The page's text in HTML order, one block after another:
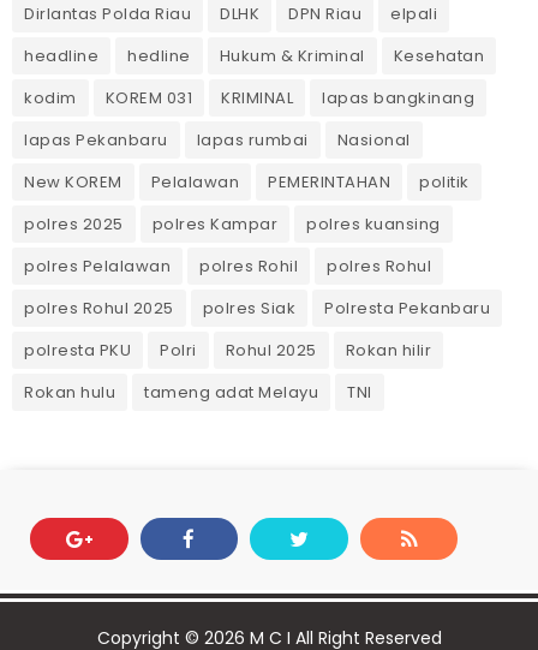
Dirlantas Polda Riau
DLHK DPN Riau
elpali
headline
hedline Hukum & Kriminal
Kesehatan
kodim
KOREM 031 KRIMINAL
lapas bangkinang
lapas Pekanbaru
lapas rumbai
Nasional
New KOREM
Pelalawan PEMERINTAHAN
politik
polres 2025
polres Kampar
polres kuansing
polres Pelalawan
polres Rohil
polres Rohul
polres Rohul 2025
polres Siak
Polresta Pekanbaru
polresta PKU
Polri Rohul 2025
Rokan hilir
Rokan hulu
tameng adat Melayu TNI
Copyright © 2026 M C I All Right Reserved